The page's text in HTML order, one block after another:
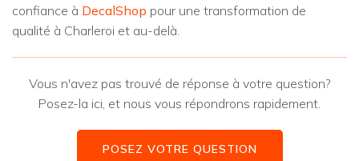
confiance à DecalShop pour une transformation de
qualité à Charleroi et au-delà.
Vous n'avez pas trouvé de réponse à votre question?
Posez-la ici, et nous vous répondrons rapidement.
POSEZ VOTRE QUESTION